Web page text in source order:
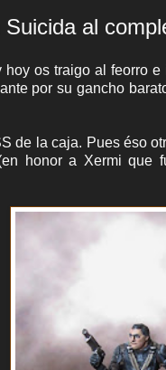
al
hoy os traigo al feorro
por su gancho
de la caja. Pues éso
honor a Xermi